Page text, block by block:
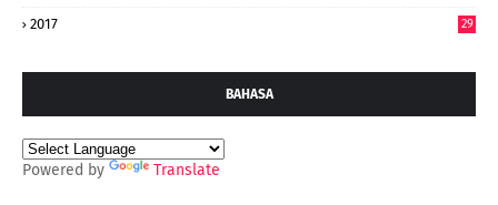
2017 29
BAHASA
Powered by Translate